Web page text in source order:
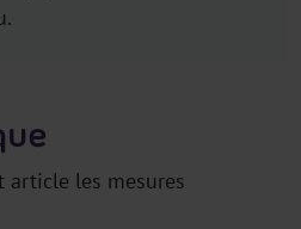
article les mesures